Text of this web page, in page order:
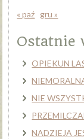
« paź gru »
Ostatnie
OPIEKUN
NIE
NADZIEJA